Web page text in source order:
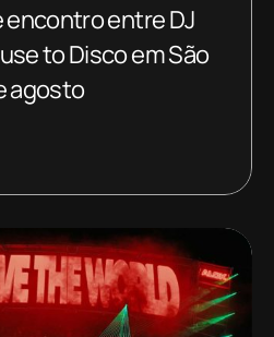
entre DJ
to Disco em São
agosto